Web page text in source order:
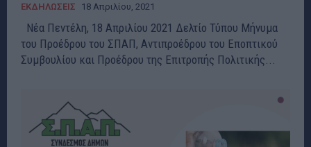
ΕΚΔΗΛΩΣΕΙΣ 18 Απριλίου, 2021
του Προέδρου του ΣΠΑΠ, Αντιπροέδρου του Εποπτικού
Συμβουλίου και Προέδρου της Επιτροπής Πολιτικής...